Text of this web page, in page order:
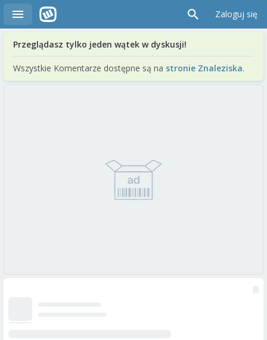
Zaloguj się
Przeglądasz tylko jeden wątek w dyskusji!
Wszystkie Komentarze dostępne są na stronie Znaleziska.